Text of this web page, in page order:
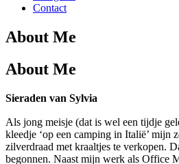
Contact
About Me
About Me
Sieraden van Sylvia
Als jong meisje (dat is wel een tijdje
kleedje ‘op een camping in Italië’ mijn
zilverdraad met kraaltjes te verkopen.
begonnen. Naast mijn werk als Office